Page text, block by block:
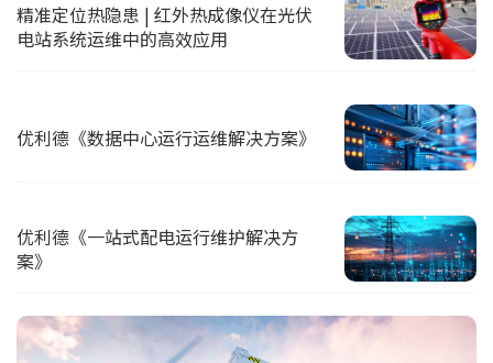
精准定位热隐患 | 红外热成像仪在光伏
电站系统运维中的高效应用
优利德《数据中心运行运维解决方案》
优利德《一站式配电运行维护解决方
案》